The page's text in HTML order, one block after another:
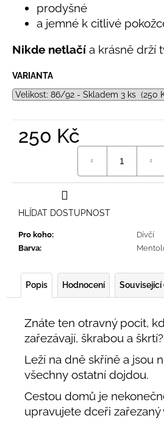
prodyšné
a jemné k citlivé
Nikde netlačí a krásně drží
VARIANTA
250 Kč
Pro koho:
Dívčí
Barva:
HLÍDAT DOSTUPNOST
Popis Hodnocení Související
Znáte ten otravný pocit,
zařezávají, škrabou a škrtí?
Leží na dně skříně a jsou
všechny ostatní dojdou.
Cestou domů je
upravujete dceři zařezaný
LETNÍ
ČEPICE
30
MODRÁ
395
Kč